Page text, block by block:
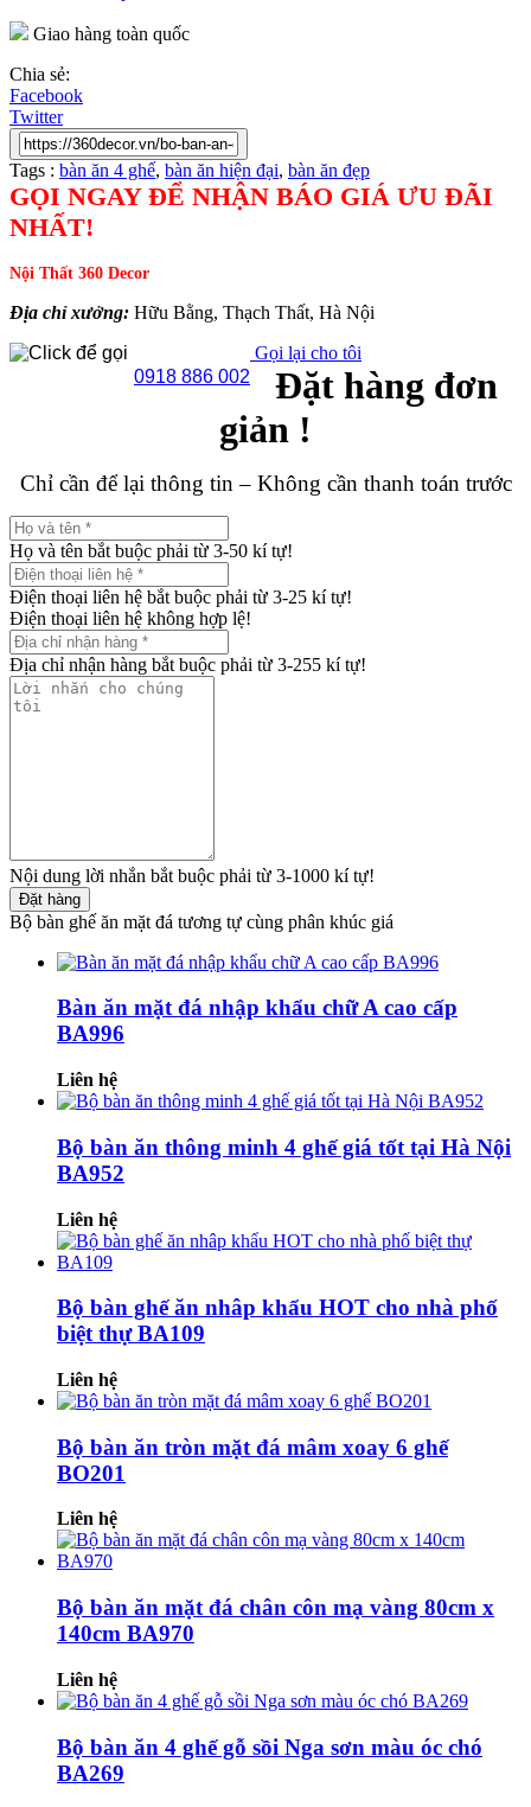
Giao hàng toàn quốc
Chia sẻ:
Facebook
Twitter
Tags : bàn ăn 4 ghế, bàn ăn hiện đại, bàn ăn đẹp
GỌI NGAY ĐỂ NHẬN BÁO GIÁ ƯU ĐÃI
NHẤT!
Nội Thất 360 Decor
Địa chỉ xưởng: Hữu Bằng, Thạch Thất, Hà Nội
0918 886 002
Gọi lại cho tôi
Đặt hàng đơn
giản !
Chỉ cần để lại thông tin – Không cần thanh toán trước
Họ và tên bắt buộc phải từ 3-50 kí tự!
Điện thoại liên hệ bắt buộc phải từ 3-25 kí tự!
Điện thoại liên hệ không hợp lệ!
Địa chỉ nhận hàng bắt buộc phải từ 3-255 kí tự!
Nội dung lời nhắn bắt buộc phải từ 3-1000 kí tự!
Đặt hàng
Bộ bàn ghế ăn mặt đá tương tự cùng phân khúc giá
Bàn ăn mặt đá nhập khẩu chữ A cao cấp
BA996
Liên hệ
Bộ bàn ăn thông minh 4 ghế giá tốt tại Hà Nội
BA952
Liên hệ
Bộ bàn ghế ăn nhâp khẩu HOT cho nhà phố
biệt thự BA109
Liên hệ
Bộ bàn ăn tròn mặt đá mâm xoay 6 ghế
BO201
Liên hệ
Bộ bàn ăn mặt đá chân côn mạ vàng 80cm x
140cm BA970
Liên hệ
Bộ bàn ăn 4 ghế gỗ sồi Nga sơn màu óc chó
BA269